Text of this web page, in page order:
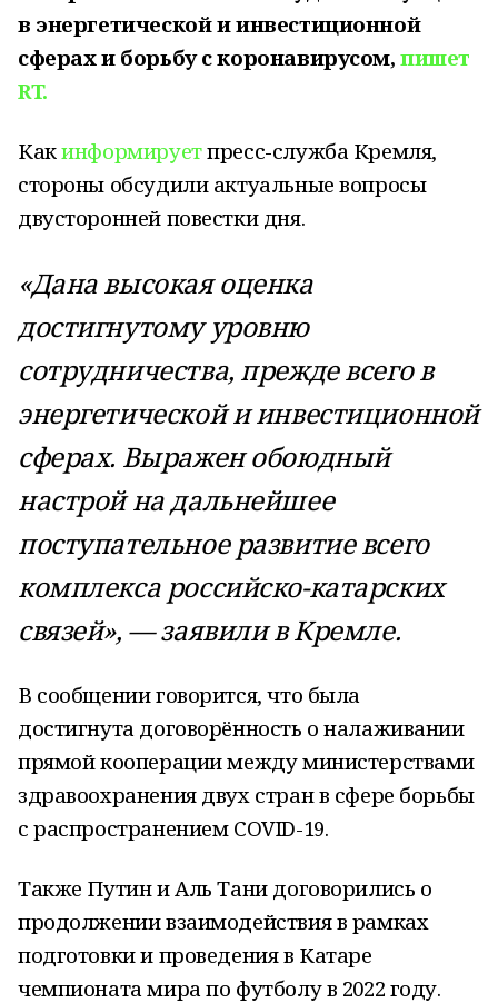
в энергетической и инвестиционной
сферах и борьбу с коронавирусом,пишет
RT.
Какинформируетпресс-служба Кремля,
стороны обсудили актуальные вопросы
двусторонней повестки дня.
«Дана высокая оценка
достигнутому уровню
сотрудничества, прежде всего в
энергетической и инвестиционной
сферах. Выражен обоюдный
настрой на дальнейшее
поступательное развитие всего
комплекса российско-катарских
связей», — заявили в Кремле.
В сообщении говорится, что была
достигнута договорённость о налаживании
прямой кооперации между министерствами
здравоохранения двух стран в сфере борьбы
с распространением COVID-19.
Также Путин и Аль Тани договорились о
продолжении взаимодействия в рамках
подготовки и проведения в Катаре
чемпионата мира по футболу в 2022 году.